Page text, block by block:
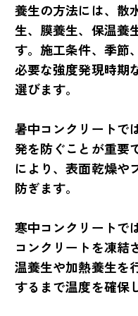
養生の方法には、散
生、膜養生、保温養
す。施工条件、季節
必要な強度発現時期
選びます。
暑中コンクリートで
発を防ぐことが重要
により、表面乾燥や
防ぎます。
寒中コンクリートで
コンクリートを凍結
温養生や加熱養生を
するまで温度を確保